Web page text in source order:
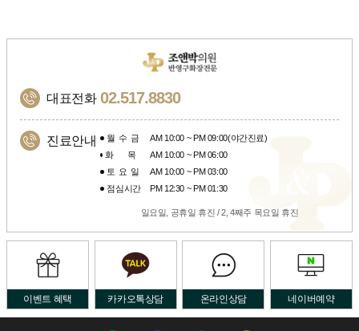
대표전화 02.517.8830
진료안내 월수금
AM 10:00 ~ PM 09:00(야간진료)
화목 AM 10:00 ~ PM 06:00
토요일
AM 10:00 ~ PM 03:00
점심시간
PM 12:30 ~ PM 01:30
일요일, 공휴일 휴진 / 2, 4째주 목요일 휴진
이벤트 혜택 카카오톡상담 온라인상담 네이버예약